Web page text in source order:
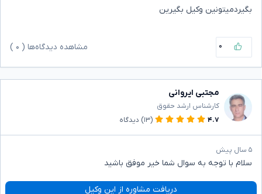
بگیردمیتونین وکیل بگیرین
۰ مشاهده دیدگاه‌ها ( ۰
مجتبی ایروانی
کارشناس ارشد حقوق
۴.۷
(۱۳) دیدگاه
۵ سال پیش
سلام با توجه به سوال شما خیر موفق باشید
دریافت مشاوره از این وکیل